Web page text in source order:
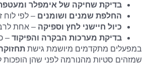
בדיקת שחיקה של אימפלר
החלפת שמנים ושומנים – לפי לוח
כיול חיישני לחץ וספיקה – אחת
בדיקת מערכות הבקרה והפיקוד –
במפעלים מתקדמים מיושמת גישת
שמזהים סטיות מהנורמה לפני שהן הופכות